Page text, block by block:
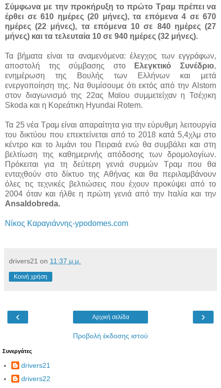
Σύμφωνα με την προκήρυξη το πρώτο Τραμ πρέπει να
έρθει σε 610 ημέρες (20 μήνες), τα επόμενα 4 σε 670
ημέρες (22 μήνες), τα επόμενα 10 σε 840 ημέρες (27
μήνες) και τα τελευταία 10 σε 940 ημέρες (32 μήνες).
Τα βήματα είναι τα αναμενόμενα: έλεγχος των εγγράφων,
αποστολή της σύμβασης στο
Ελεγκτικό Συνέδριο,
ενημέρωση της Βουλής των Ελλήνων και μετά
ενεργοποίηση της. Να θυμίσουμε ότι εκτός από την Alstom
στον διαγωνισμό της 22ας Μαϊου συμμετείχαν η Τσέχικη
Skoda και η Κορεάτικη Hyundai Rotem.
Τα 25 νέα Τραμ είναι απαραίτητα για την εύρυθμη λειτουργία
του δικτύου που επεκτείνεται από το 2018 κατά 5,4χλμ στο
κέντρο και το λιμάνι του Πειραιά ενώ θα συμβάλει και στη
βελτίωση της καθημερινής απόδοσης των δρομολογίων.
Πρόκειται για τη δεύτερη γενιά συρμών Τραμ που θα
ενταχθούν στο δίκτυο της Αθήνας και θα περιλαμβάνουν
όλες τις τεχνικές βελτιώσεις που έχουν προκύψει από το
2004 όταν και ήλθε η πρώτη γενιά από την Ιταλία και την
Ansaldobreda.
Νίκος Καραγιάννης-ypodomes.com
drivers21 on 11:37 μ.μ.
Κοινή χρήση
‹ ›
Αρχική σελίδα
Προβολή έκδοσης ιστού
Συνεργάτες
drivers21
drivers22